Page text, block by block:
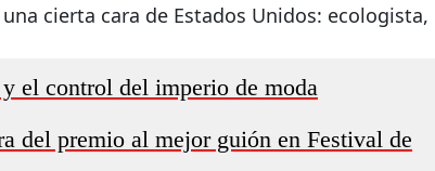
cierta cara de Estados Unidos: ecologista,
el control del imperio de moda
del premio al mejor guión en Festival de